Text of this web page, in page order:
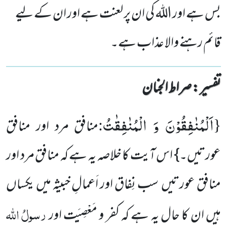
بس ہے اور اللہ کی ان پر لعنت ہے اور ان کے لیے
قائم رہنے والا عذاب ہے۔
تفسیر : ‎صراط الجنان
{اَلْمُنٰفِقُوْنَ وَ الْمُنٰفِقٰتُ:منافق مرد اور منافق
عورتیں۔} اس آیت کا خلاصہ یہ ہے کہ منافق مرد اور
منافق عورتیں سب نِفاق اور اَعمالِ خبیثہ میں یکساں
ہیں ان کا حال یہ ہے کہ کفر و مَعْصِیَت اوررسولُ اللہ